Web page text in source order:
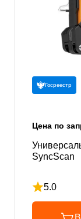
Госреестр
Цена по
SyncScan
5.0
Рейтинг 5